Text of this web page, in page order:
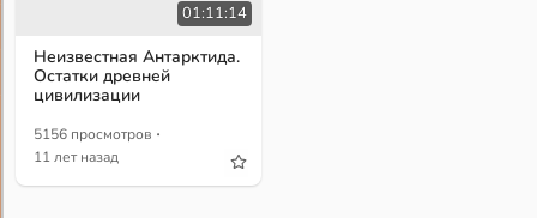
01:11:14
Неизвестная Антарктида.
Остатки древней
цивилизации
5156 просмотров ·
11 лет назад